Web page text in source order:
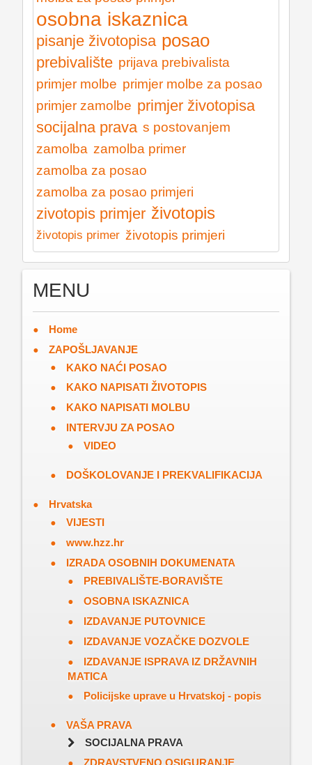
osobna iskaznica
pisanje životopisa posao
prebivalište prijava prebivalista
primjer molbe primjer molbe za posao
primjer zamolbe primjer životopisa
socijalna prava s postovanjem
zamolba zamolba primer
zamolba za posao
zamolba za posao primjeri
zivotopis primjer životopis
životopis primer životopis primjeri
MENU
Home
ZAPOŠLJAVANJE
KAKO NAĆI POSAO
KAKO NAPISATI ŽIVOTOPIS
KAKO NAPISATI MOLBU
INTERVJU ZA POSAO
VIDEO
DOŠKOLOVANJE I PREKVALIFIKACIJA
Hrvatska
VIJESTI
www.hzz.hr
IZRADA OSOBNIH DOKUMENATA
PREBIVALIŠTE-BORAVIŠTE
OSOBNA ISKAZNICA
IZDAVANJE PUTOVNICE
IZDAVANJE VOZAČKE DOZVOLE
IZDAVANJE ISPRAVA IZ DRŽAVNIH
MATICA
Policijske uprave u Hrvatskoj - popis
VAŠA PRAVA
SOCIJALNA PRAVA